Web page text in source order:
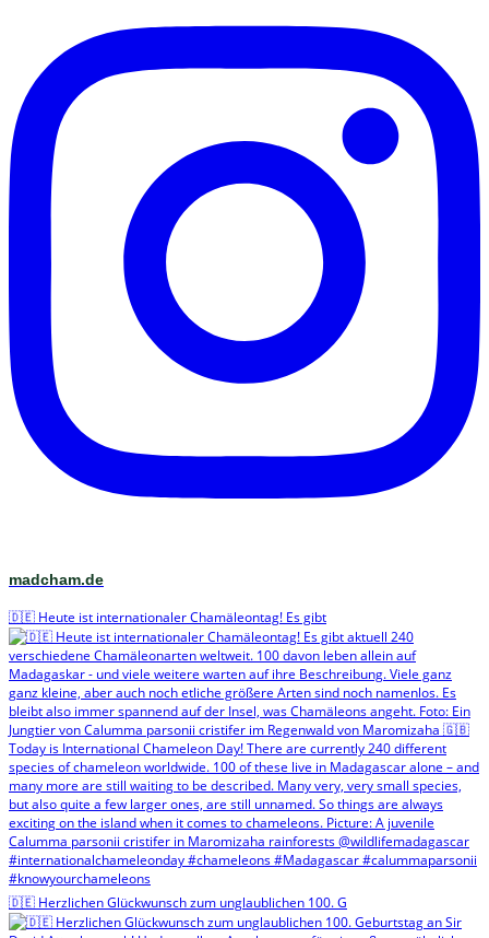
madcham.de
🇩🇪 Heute ist internationaler Chamäleontag! Es gibt
🇩🇪 Herzlichen Glückwunsch zum unglaublichen 100. G